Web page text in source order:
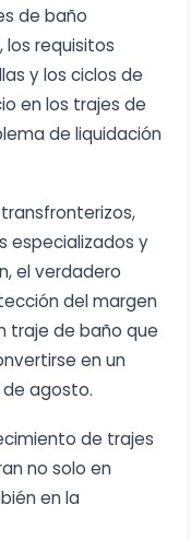
de baño
requisitos
y los ciclos de
en los trajes de
de liquidación
especializados y
el verdadero
del margen
traje de baño que
en un
agosto.
de trajes
no solo en
en la